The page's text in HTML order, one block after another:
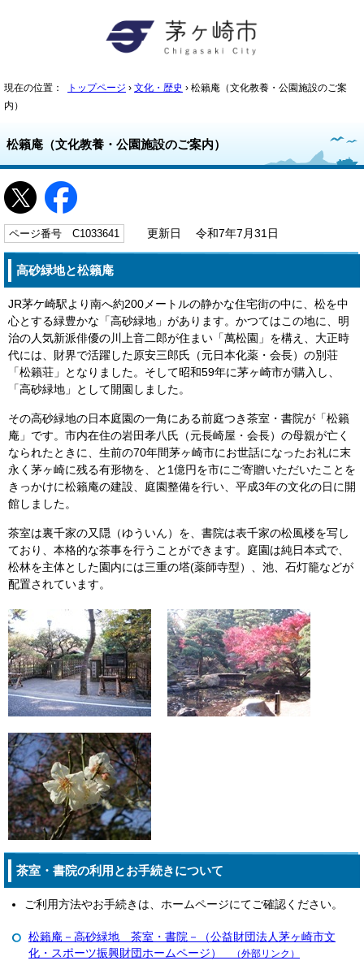
現在の位置： トップページ › 文化・歴史 › 松籟庵（文化教養・公園施設のご案
内）
松籟庵（文化教養・公園施設のご案内）
ページ番号 C1033641 更新日 令和7年7月31日
高砂緑地と松籟庵
JR茅ケ崎駅より南へ約200メートルの静かな住宅街の中に、松を中
心とする緑豊かな「高砂緑地」があります。かつてはこの地に、明
治の人気新派俳優の川上音二郎が住まい「萬松園」を構え、大正時
代には、財界で活躍した原安三郎氏（元日本化薬・会長）の別荘
「松籟荘」となりました。そして昭和59年に茅ヶ崎市が購入し、
「高砂緑地」として開園しました。
その高砂緑地の日本庭園の一角にある前庭つき茶室・書院が「松籟
庵」です。市内在住の岩田孝八氏（元長崎屋・会長）の母親が亡く
なられたときに、生前の70年間茅ヶ崎市にお世話になったお礼に末
永く茅ヶ崎に残る有形物を、と1億円を市にご寄贈いただいたことを
きっかけに松籟庵の建設、庭園整備を行い、平成3年の文化の日に開
館しました。
茶室は裏千家の又隠（ゆういん）を、書院は表千家の松風楼を写し
ており、本格的な茶事を行うことができます。庭園は純日本式で、
松林を主体とした園内には三重の塔(薬師寺型）、池、石灯籠などが
配置されています。
茶室・書院の利用とお手続きについて
ご利用方法やお手続きは、ホームページにてご確認ください。
松籟庵－高砂緑地 茶室・書院－（公益財団法人茅ヶ崎市文
化・スポーツ振興財団ホームページ）
（外部リンク）